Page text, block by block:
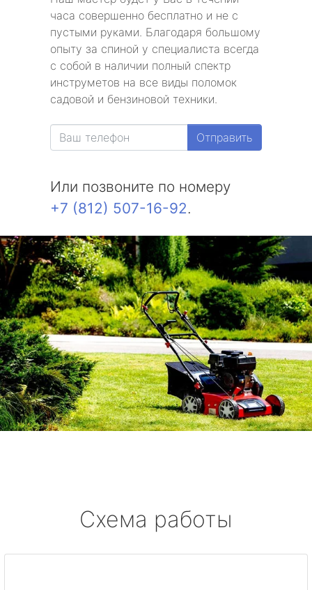
часа совершенно бесплатно и не с
пустыми руками. Благодаря большому
опыту за спиной у специалиста всегда
с собой в наличии полный спектр
инструметов на все виды поломок
садовой и бензиновой техники.
Отправить
Или позвоните по номеру
+7 (812) 507-16-92.
Схема работы